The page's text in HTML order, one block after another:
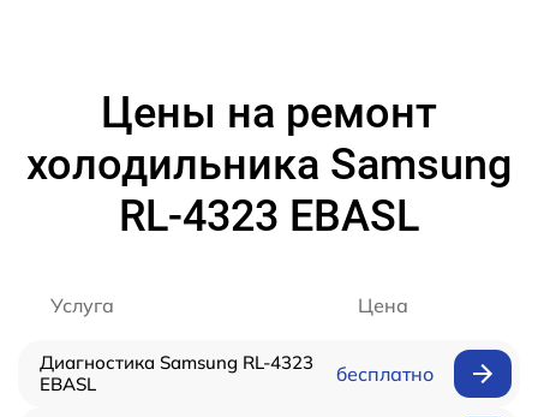
Цены на ремонт
холодильника Samsung
RL-4323 EBASL
Услуга Цена
Диагностика Samsung RL-4323
EBASL
бесплатно